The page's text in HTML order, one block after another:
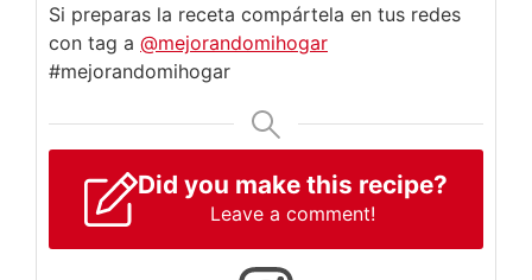
Si preparas la receta compártela en tus redes
con tag a @mejorandomihogar
#mejorandomihogar
Did you make this recipe?
Leave a comment!